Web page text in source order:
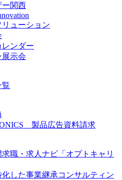
ー関西
リューション
ンダー
展示会
覧
製品広告資料請求
職・求人ナビ「オプトキャリ
した事業継承コンサルティン